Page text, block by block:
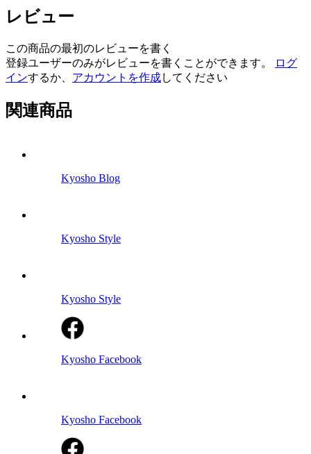
レビュー
この商品の最初のレビューを書く
登録ユーザーのみがレビューを書くことができます。
ログ
インするか、 アカウントを作成してください
関連商品
Kyosho Blog
Kyosho Style
Kyosho Style
Kyosho Facebook
Kyosho Facebook